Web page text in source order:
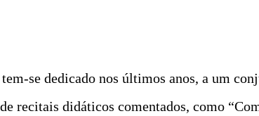
se dedicado nos últimos anos, a um
recitais didáticos comentados, como